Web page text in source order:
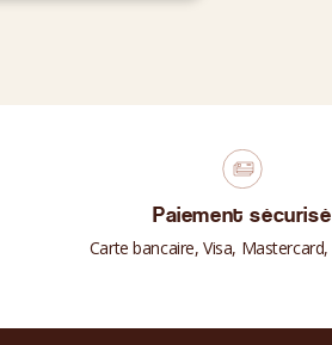
Paiement sécurisé
Carte bancaire, Visa,